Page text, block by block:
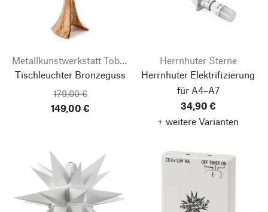
Metallkunstwerkstatt Tobias Harjes
Tischleuchter Bronzeguss
179,00 €
149,00 €
Herrnhuter Sterne
Herrnhuter Elektrifizierung
für A4–A7
34,90 €
+ weitere Varianten